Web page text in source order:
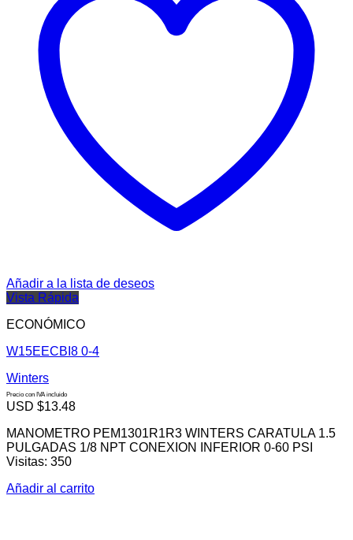
Añadir a la lista de deseos
Vista Rápida
ECONÓMICO
W15EECBI8 0-4
Winters
Precio con IVA incluido
USD $13.48
MANOMETRO PEM1301R1R3 WINTERS CARATULA 1.5
PULGADAS 1/8 NPT CONEXION INFERIOR 0-60 PSI
Visitas: 350
Añadir al carrito